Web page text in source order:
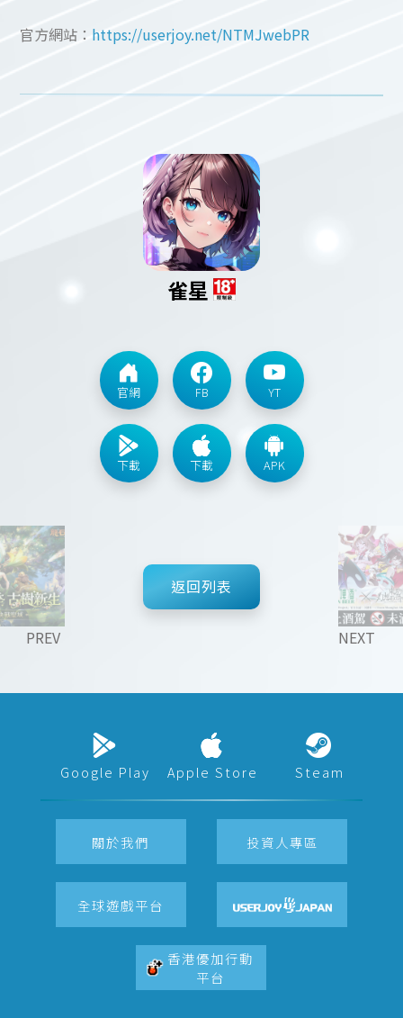
官方網站： https://userjoy.net/NTMJwebPR
雀星
官網 FB YT
下載 下載 APK
PREV
返回列表
NEXT
Google Play Apple Store Steam
關於我們 投資人專區
全球遊戲平台
香港優加行動
平台